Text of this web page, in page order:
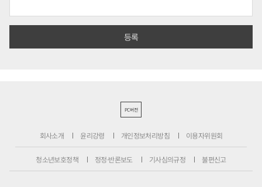
PC버전
회사소개 윤리강령 개인정보처리방침 이용자위원회
청소년보호정책 정정·반론보도 기사심의규정 불편신고